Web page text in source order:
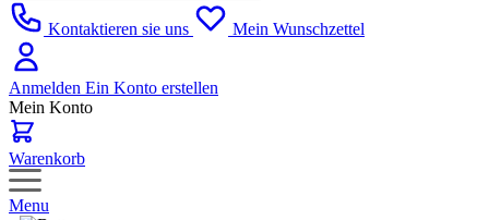
Kontaktieren sie uns Mein Wunschzettel
Anmelden Ein Konto erstellen
Mein Konto
Warenkorb
Menu